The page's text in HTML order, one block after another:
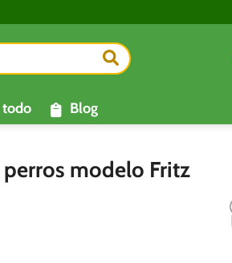
todo Blog
perros modelo Fritz